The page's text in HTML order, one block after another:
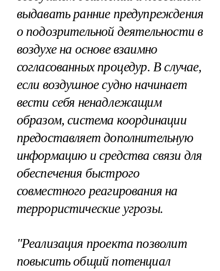
выдавать ранние предупреждения
о подозрительной деятельности в
воздухе на основе взаимно
согласованных процедур. В случае,
если воздушное судно начинает
вести себя ненадлежащим
образом, система координации
предоставляет дополнительную
информацию и средства связи для
обеспечения быстрого
совместного реагирования на
террористические угрозы.
"Реализация проекта позволит
повысить общий потенциал